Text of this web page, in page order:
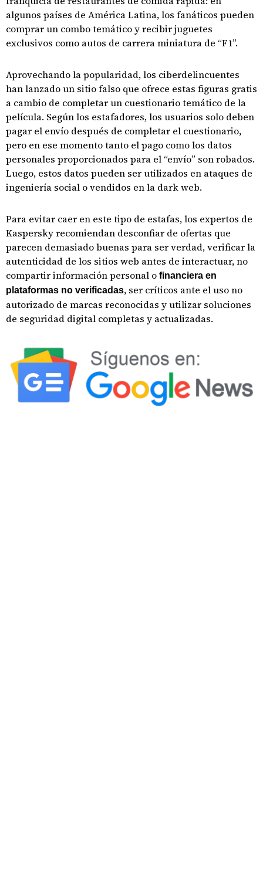
algunos países de América Latina, los fanáticos pueden
comprar un combo temático y recibir juguetes
exclusivos como autos de carrera miniatura de “F1”.
Aprovechando la popularidad, los ciberdelincuentes
han lanzado un sitio falso que ofrece estas figuras gratis
a cambio de completar un cuestionario temático de la
película. Según los estafadores, los usuarios solo deben
pagar el envío después de completar el cuestionario,
pero en ese momento tanto el pago como los datos
personales proporcionados para el “envío” son robados.
Luego, estos datos pueden ser utilizados en ataques de
ingeniería social o vendidos en la dark web.
Para evitar caer en este tipo de estafas, los expertos de
Kaspersky recomiendan desconfiar de ofertas que
parecen demasiado buenas para ser verdad, verificar la
autenticidad de los sitios web antes de interactuar, no
compartir información personal o financiera en
plataformas no verificadas, ser críticos ante el uso no
autorizado de marcas reconocidas y utilizar soluciones
de seguridad digital completas y actualizadas.